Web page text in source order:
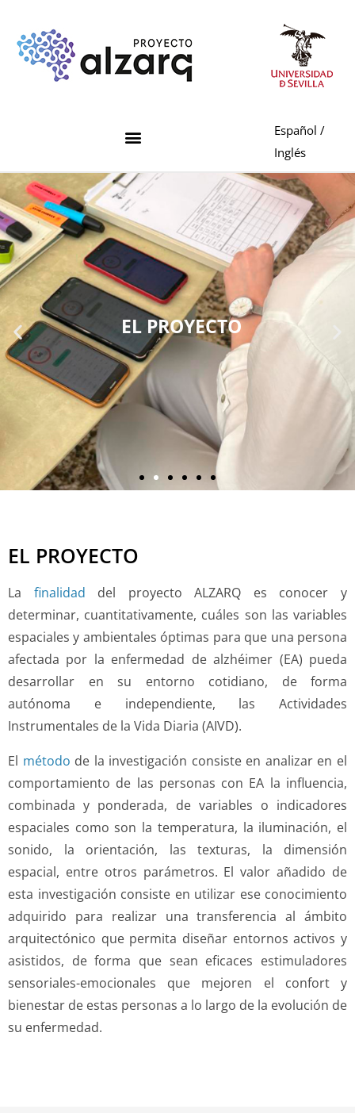
Español /
Inglés
EL PROYECTO
EL PROYECTO
La finalidad del proyecto ALZARQ es conocer y
determinar, cuantitativamente, cuáles son las variables
espaciales y ambientales óptimas para que una persona
afectada por la enfermedad de alzhéimer (EA) pueda
desarrollar en su entorno cotidiano, de forma
autónoma e independiente, las Actividades
Instrumentales de la Vida Diaria (AIVD).
El método de la investigación consiste en analizar en el
comportamiento de las personas con EA la influencia,
combinada y ponderada, de variables o indicadores
espaciales como son la temperatura, la iluminación, el
sonido, la orientación, las texturas, la dimensión
espacial, entre otros parámetros. El valor añadido de
esta investigación consiste en utilizar ese conocimiento
adquirido para realizar una transferencia al ámbito
arquitectónico que permita diseñar entornos activos y
asistidos, de forma que sean eficaces estimuladores
sensoriales-emocionales que mejoren el confort y
bienestar de estas personas a lo largo de la evolución de
su enfermedad.